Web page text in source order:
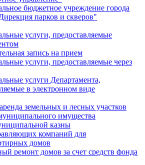
бюджетное учреждение города
парков и скверов"
услуги, предоставляемые
запись на прием
услуги, предоставляемые через
услуги Департамента,
в электронном виде
земельных и лесных участков
имущества
казны
компаний для
домов
ремонт домов за счет средств фонда